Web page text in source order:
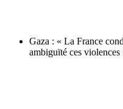
Gaza : « La France
ambiguïté ces